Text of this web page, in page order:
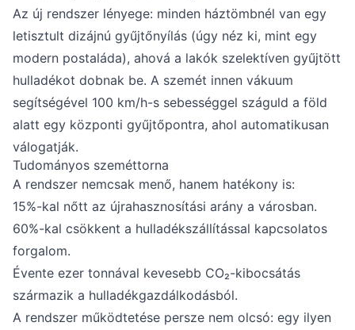
Az új rendszer lényege: minden háztömbnél van egy
letisztult dizájnú gyűjtőnyílás (úgy néz ki, mint egy
modern postaláda), ahová a lakók szelektíven gyűjtött
hulladékot dobnak be. A szemét innen vákuum
segítségével 100 km/h-s sebességgel száguld a föld
alatt egy központi gyűjtőpontra, ahol automatikusan
válogatják.
Tudományos szeméttorna
A rendszer nemcsak menő, hanem hatékony is:
15%-kal nőtt az újrahasznosítási arány a városban.
60%-kal csökkent a hulladékszállítással kapcsolatos
forgalom.
Évente ezer tonnával kevesebb CO₂-kibocsátás
származik a hulladékgazdálkodásból.
A rendszer működtetése persze nem olcsó: egy ilyen